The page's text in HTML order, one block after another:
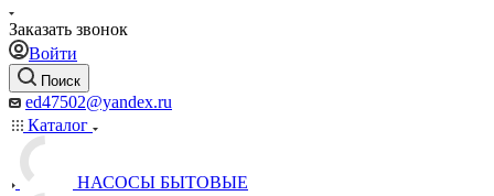
Заказать звонок
Войти
Поиск
ed47502@yandex.ru
Каталог
НАСОСЫ БЫТОВЫЕ